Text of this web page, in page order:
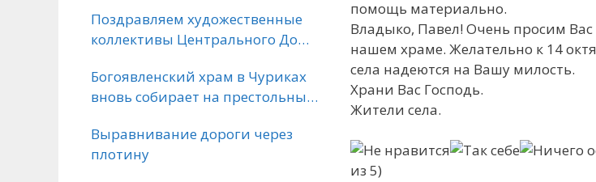
помощь материально.
Владыко, Павел! Очень просим
нашем храме. Желательно к 14
села надеются на Вашу милость.
Храни Вас Господь.
Жители села.
из 5)
Чурики
Поздравляем художественные
коллективы Центрального Дома
района
Богоявленский храм в Чуриках
вновь собирает на престольный
Выравнивание дороги через
плотину